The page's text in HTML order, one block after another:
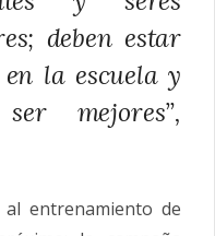
deben estar
la escuela y
mejores”,
entrenamiento de